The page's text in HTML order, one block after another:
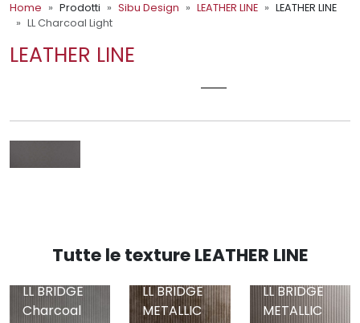
Home Prodotti Sibu Design LEATHER LINE
LEATHER LINE
LL Charcoal Light
LEATHER LINE
Tutte le texture LEATHER LINE
LL BRIDGE
Charcoal
LL BRIDGE
METALLIC
LL BRIDGE
METALLIC